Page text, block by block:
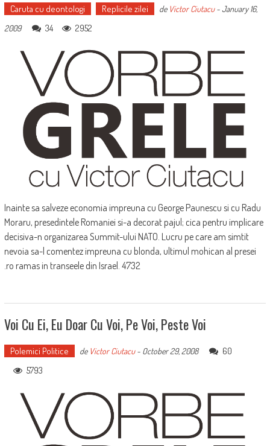
Caruta cu deontologi Replicile zilei de Victor Ciutacu-January 16,
2009
34 2952
Inainte sa salveze economia impreuna cu George Paunescu si cu Radu
Moraru, presedintele Romaniei si-a decorat pajul; cica pentru implicare
decisiva-n organizarea Summit-ului NATO. Lucru pe care am simtit
nevoia sa-l comentez impreuna cu blonda, ultimul mohican al presei
.ro ramas in transeele din Israel. 4732
Voi Cu Ei, Eu Doar Cu Voi, Pe Voi, Peste Voi
Polemici Politice de Victor Ciutacu- October 29, 2008
60
5793